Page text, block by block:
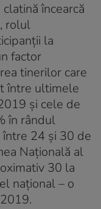
încearcă
rolul
la
factor
tinerilor care
între ultimele
și cele de
în rândul
24 și 30 de
Națională al
30 la
național – o